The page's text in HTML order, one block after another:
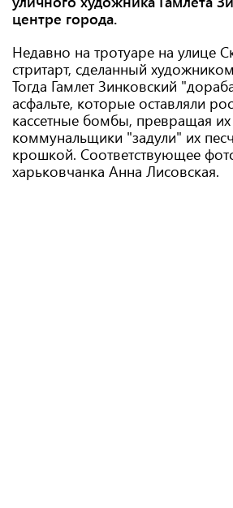
центре города.
Недавно на тротуаре на улице
стритарт, сделанный
Тогда Гамлет Зинковский
асфальте, которые оставляли
кассетные бомбы, превращая
коммунальщики "задули" их
крошкой. Соответствующее
харьковчанка Анна Лисовская.